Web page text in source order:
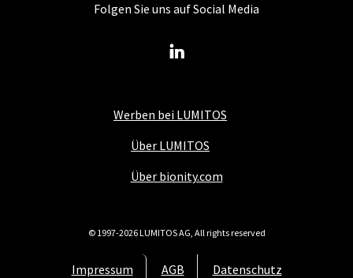
Werben bei LUMITOS
Über LUMITOS
Über bionity.com
Impressum AGB Datenschutz
Folgen Sie uns auf Social Media
© 1997-2026 LUMITOS AG, All rights reserved